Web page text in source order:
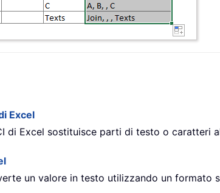
Excel
di Excel sostituisce parti di testo o
un valore in testo utilizzando un formato